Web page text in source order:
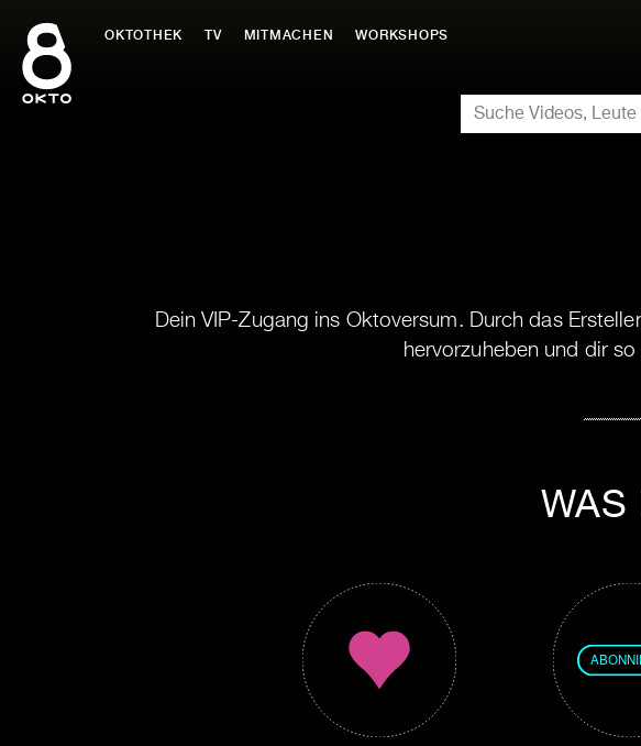
Inhalt
springen
OKTOTHEK TV MITMACHEN WORKSHOPS
SUCHE
Dein VIP-Zugang ins Oktoversum. Durch das
hervorzuheben und dir
WAS